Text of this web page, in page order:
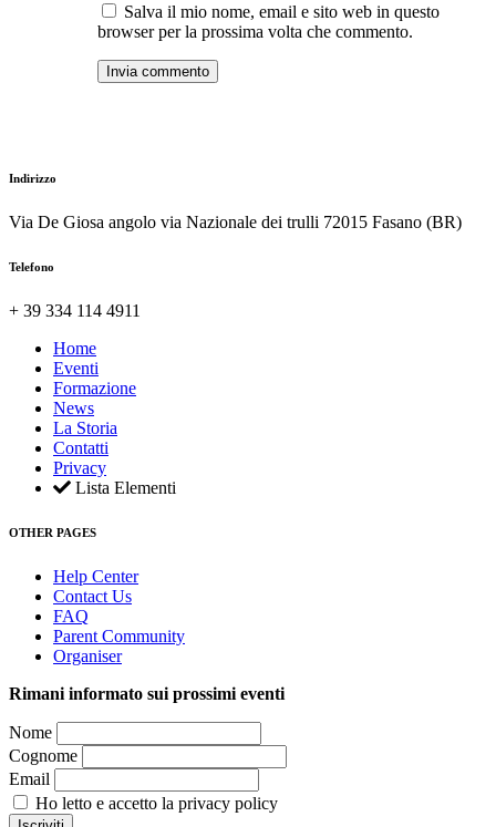
Salva il mio nome, email e sito web in questo
browser per la prossima volta che commento.
Indirizzo
Via De Giosa angolo via Nazionale dei trulli 72015 Fasano (BR)
Telefono
+ 39 334 114 4911
Home
Eventi
Formazione
News
La Storia
Contatti
Privacy
Lista Elementi
OTHER PAGES
Help Center
Contact Us
FAQ
Parent Community
Organiser
Rimani informato sui prossimi eventi
Nome
Cognome
Email
Ho letto e accetto la privacy policy